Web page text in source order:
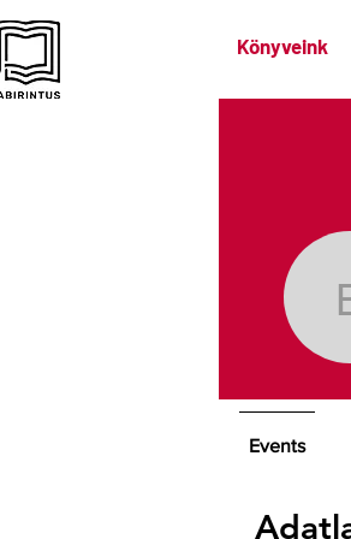
Könyveink
Events